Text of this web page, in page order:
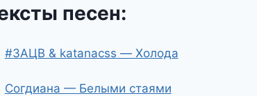
песен:
#ЗАЦВ & katanacss — Холода
Согдиана — Белыми стаями